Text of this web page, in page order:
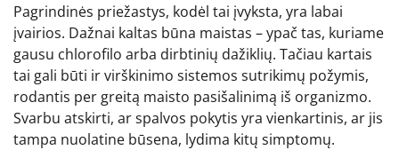
Pagrindinės priežastys, kodėl tai įvyksta, yra labai
įvairios. Dažnai kaltas būna maistas – ypač tas, kuriame
gausu chlorofilo arba dirbtinių dažiklių. Tačiau kartais
tai gali būti ir virškinimo sistemos sutrikimų požymis,
rodantis per greitą maisto pasišalinimą iš organizmo.
Svarbu atskirti, ar spalvos pokytis yra vienkartinis, ar jis
tampa nuolatine būsena, lydima kitų simptomų.